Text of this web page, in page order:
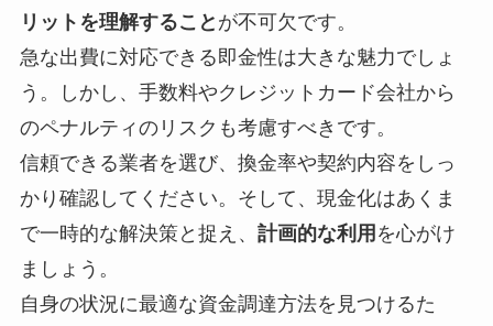
リットを理解すること が不可欠です。
急な出費に対応できる即金性は大きな魅力でしょ
う。しかし、手数料やクレジットカード会社から
のペナルティのリスクも考慮すべきです。
信頼できる業者を選び、換金率や契約内容をしっ
かり確認してください。そして、現金化はあくま
で一時的な解決策と捉え、 計画的な利用 を心がけ
ましょう。
自身の状況に最適な資金調達方法を見つけるた